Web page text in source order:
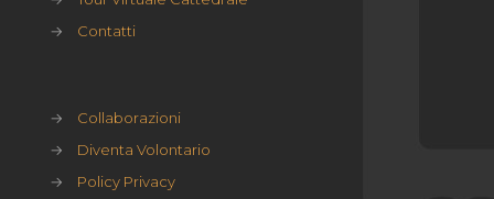
→
Contatti
→
Collaborazioni
→
Diventa Volontario
→
Policy Privacy